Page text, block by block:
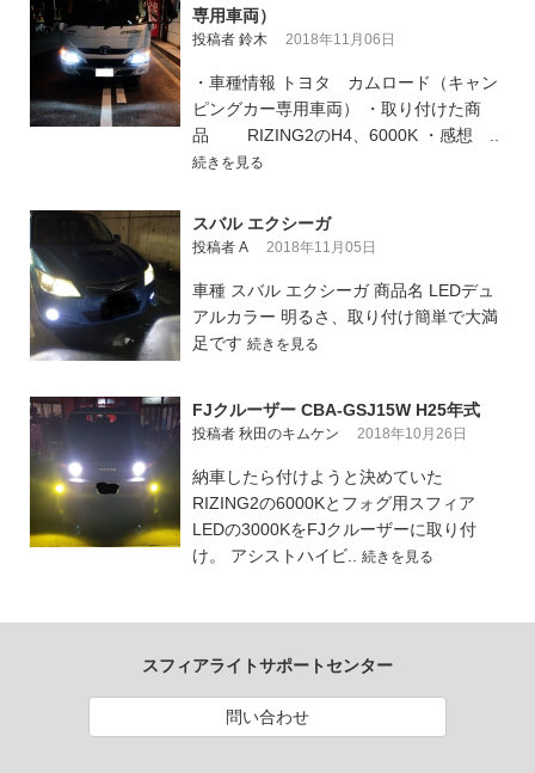
専用車両）
投稿者 鈴木 2018年11月06日
・車種情報 トヨタ カムロード（キャン
ピングカー専用車両） ・取り付けた商
品 RIZING2のH4、6000K ・感想 ..
続きを見る
スバル エクシーガ
投稿者 A 2018年11月05日
車種 スバル エクシーガ 商品名 LEDデュ
アルカラー 明るさ、取り付け簡単で大満
足です 続きを見る
FJクルーザー CBA-GSJ15W H25年式
投稿者 秋田のキムケン 2018年10月26日
納車したら付けようと決めていた
RIZING2の6000Kとフォグ用スフィア
LEDの3000KをFJクルーザーに取り付
け。 アシストハイビ.. 続きを見る
スフィアライトサポートセンター
問い合わせ